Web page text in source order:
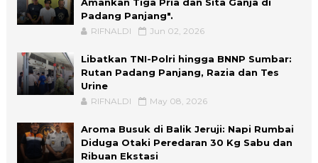
Padang Panjang".
RIFNALDI Jun 02, 2026
Libatkan TNI-Polri hingga BNNP Sumbar:
Rutan Padang Panjang, Razia dan Tes
Urine
RIFNALDI May 08, 2026
Aroma Busuk di Balik Jeruji: Napi Rumbai
Diduga Otaki Peredaran 30 Kg Sabu dan
Ribuan Ekstasi